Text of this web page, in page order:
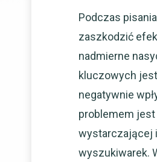
Podczas
zaszkodzić
nadmierne
kluczowych
negatywnie
problemem jest
wystarczającej
wyszukiwarek.